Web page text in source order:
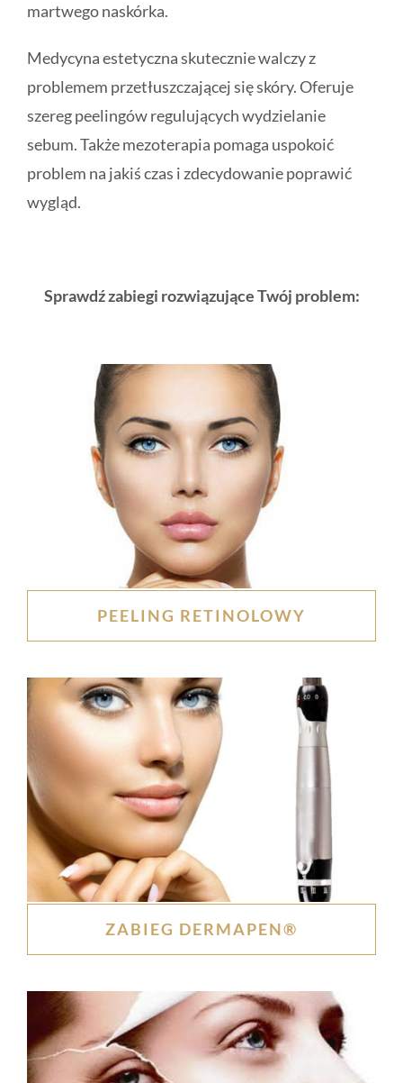
martwego naskórka.
Medycyna estetyczna skutecznie walczy z
problemem przetłuszczającej się skóry. Oferuje
szereg peelingów regulujących wydzielanie
sebum. Także mezoterapia pomaga uspokoić
problem na jakiś czas i zdecydowanie poprawić
wygląd.
Sprawdź zabiegi rozwiązujące Twój problem:
PEELING RETINOLOWY
ZABIEG DERMAPEN®